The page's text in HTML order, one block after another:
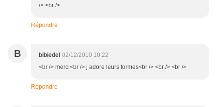
/> <br />
Répondre
B bibiedel 02/12/2010 10:22
<br /> merci<br /> j adore leurs formes<br /> <br /> <br />
Répondre